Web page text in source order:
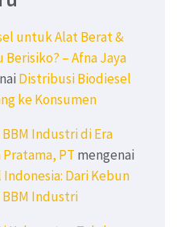
untuk Alat Berat &
– Afna Jaya
Distribusi Biodiesel
ke Konsumen
Industri di Era
Pratama, PT mengenai
Dari Kebun
BBM Industri